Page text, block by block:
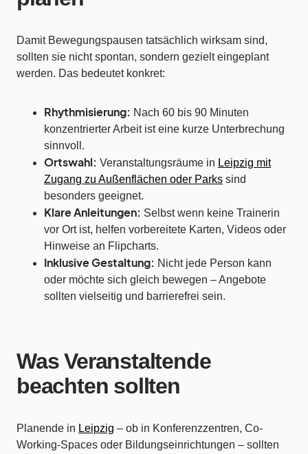
Damit Bewegungspausen tatsächlich wirksam sind,
sollten sie nicht spontan, sondern gezielt eingeplant
werden. Das bedeutet konkret:
Rhythmisierung: Nach 60 bis 90 Minuten
konzentrierter Arbeit ist eine kurze Unterbrechung
sinnvoll.
Ortswahl: Veranstaltungsräume in Leipzig mit
Zugang zu Außenflächen oder Parks sind
besonders geeignet.
Klare Anleitungen: Selbst wenn keine Trainerin
vor Ort ist, helfen vorbereitete Karten, Videos oder
Hinweise an Flipcharts.
Inklusive Gestaltung: Nicht jede Person kann
oder möchte sich gleich bewegen – Angebote
sollten vielseitig und barrierefrei sein.
Was Veranstaltende
beachten sollten
Planende in Leipzig – ob in Konferenzzentren, Co-
Working-Spaces oder Bildungseinrichtungen – sollten